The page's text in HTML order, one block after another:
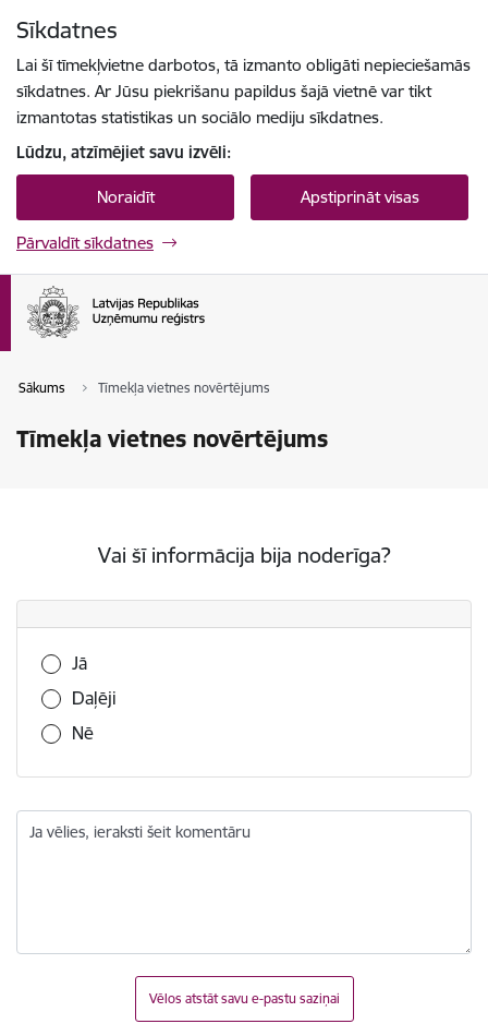
Sīkdatnes
Lai šī tīmekļvietne darbotos, tā izmanto obligāti nepieciešamās
sīkdatnes. Ar Jūsu piekrišanu papildus šajā vietnē var tikt
izmantotas statistikas un sociālo mediju sīkdatnes.
Lūdzu, atzīmējiet savu izvēli:
Noraidīt Apstiprināt visas
Pārvaldīt sīkdatnes
Sākums Tīmekļa vietnes novērtējums
Tīmekļa vietnes novērtējums
Vai šī informācija bija noderīga?
Vai šī informācija bija noderīga?
Jā
Daļēji
Nē
Ja vēlies, ieraksti šeit komentāru
Vēlos atstāt savu e-pastu saziņai